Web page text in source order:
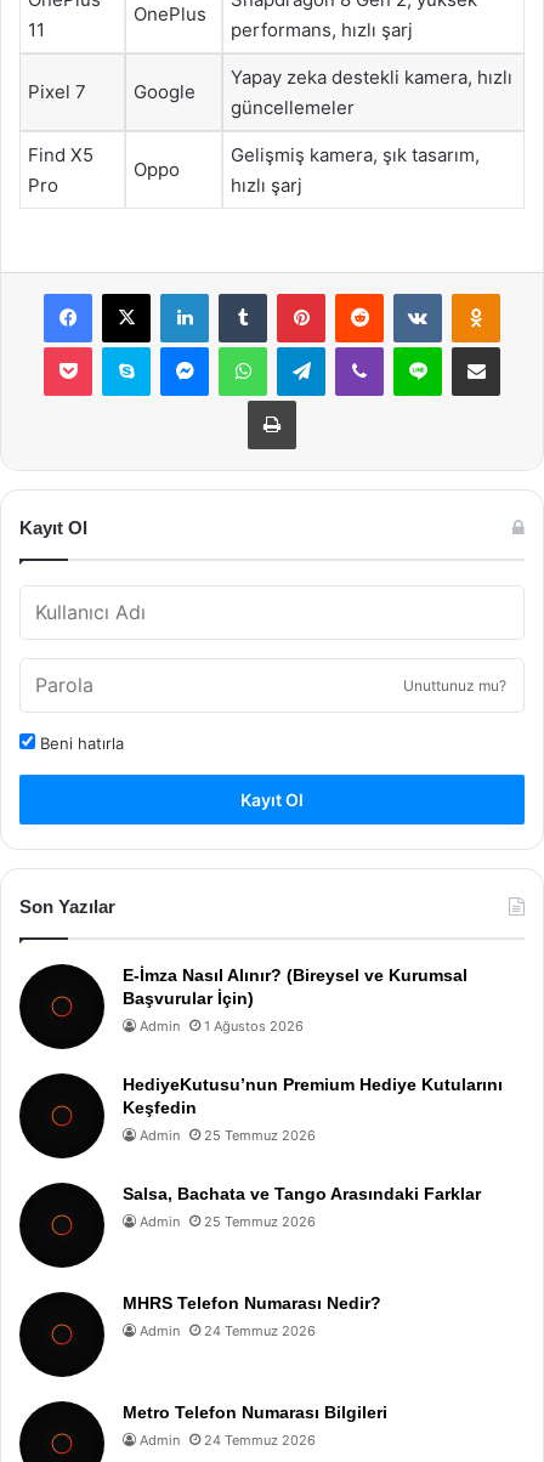
11
OnePlus
performans, hızlı şarj
Pixel 7 Google
Yapay zeka destekli kamera, hızlı
güncellemeler
Find X5
Pro
Oppo
Gelişmiş kamera, şık tasarım,
hızlı şarj
Facebook
X LinkedInTumblr PinterestReddit VKontakte
Pocket Skype MessengerWhatsAppTelegramViber Line E-Posta ile
Yazdır
Kayıt Ol
Unuttunuz mu?
Beni hatırla
Kayıt Ol
Son Yazılar
E-İmza Nasıl Alınır? (Bireysel ve Kurumsal
Başvurular İçin)
Admin 1 Ağustos 2026
HediyeKutusu’nun Premium Hediye Kutularını
Keşfedin
Admin 25 Temmuz 2026
Salsa, Bachata ve Tango Arasındaki Farklar
Admin 25 Temmuz 2026
MHRS Telefon Numarası Nedir?
Admin 24 Temmuz 2026
Metro Telefon Numarası Bilgileri
Admin 24 Temmuz 2026